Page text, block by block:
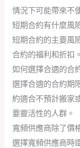
情況下可能帶來不
短期合約有什麼風
短期合約的主要風
合約的福利和折扣。
如何選擇合適的合
選擇合適的合約期
約適合不預計搬家
要靈活性的人群。
寬頻供應商除了價
選擇寬頻供應商時